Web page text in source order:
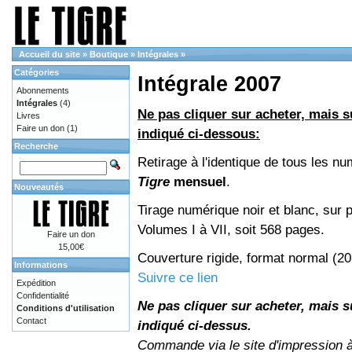
Accueil du site » Boutique » Intégrales »
Intégrale 2007
Ne pas cliquer sur acheter, mais
indiqué ci-dessous:
Retirage à l'identique de tous les
Tigre mensuel.
Tirage numérique noir et blanc, sur
Volumes I à VII, soit 568 pages.
Couverture rigide, format normal
Suivre ce lien
Ne pas cliquer sur acheter, mais
indiqué ci-dessus.
Commande via le site d'impression
Catégories
Abonnements
Intégrales (4)
Livres
Faire un don (1)
Recherche
Nouveautés
Faire un don
15,00€
Informations
Expédition
Confidentialité
Conditions d'utilisation
Contact